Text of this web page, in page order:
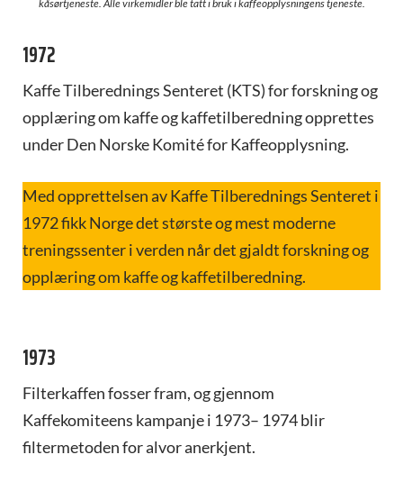
kåsørtjeneste. Alle virkemidler ble tatt i bruk i kaffeopplysningens tjeneste.
1972
Kaffe Tilberednings Senteret (KTS) for forskning og
opplæring om kaffe og kaffetilberedning opprettes
under Den Norske Komité for Kaffeopplysning.
Med opprettelsen av Kaffe Tilberednings Senteret i
1972 fikk Norge det største og mest moderne
treningssenter i verden når det gjaldt forskning og
opplæring om kaffe og kaffetilberedning.
1973
Filterkaffen fosser fram, og gjennom
Kaffekomiteens kampanje i 1973– 1974 blir
filtermetoden for alvor anerkjent.